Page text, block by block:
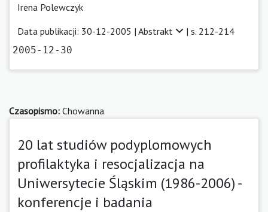
Irena Polewczyk
Data publikacji: 30-12-2005 | Abstrakt | s. 212-214
2005-12-30
Czasopismo: Chowanna
20 lat studiów podyplomowych
profilaktyka i resocjalizacja na
Uniwersytecie Śląskim (1986-2006) -
konferencje i badania